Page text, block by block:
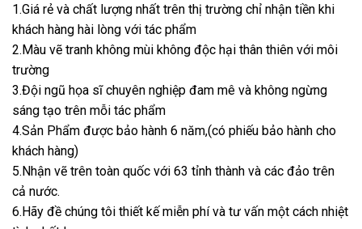
1.Giá rẻ và chất lượng nhất trên thị trường chỉ nhận tiền khi
khách hàng hài lòng với tác phẩm
2.Màu vẽ tranh không mùi không độc hại thân thiên với môi
trường
3.Đội ngũ họa sĩ chuyên nghiệp đam mê và không ngừng
sáng tạo trên mỗi tác phẩm
4.Sản Phẩm được bảo hành 6 năm,(có phiếu bảo hành cho
khách hàng)
5.Nhận vẽ trên toàn quốc với 63 tỉnh thành và các đảo trên
cả nước.
6.Hãy đề chúng tôi thiết kế miễn phí và tư vấn một cách nhiệt